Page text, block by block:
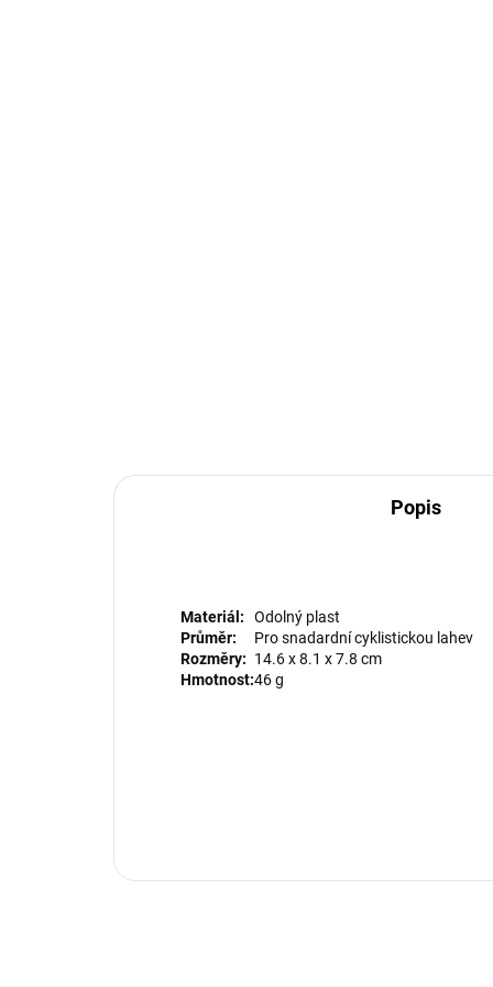
Popis
Materiál:
Odolný plast
Průměr:
Pro snadardní cyklistickou lahev
Rozměry: 14.6 x 8.1 x 7.8 cm
Hmotnost:46 g